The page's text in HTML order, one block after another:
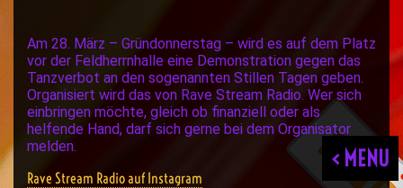
< MENU
Am 28. März – Gründonnerstag – wird es auf dem Platz
vor der Feldherrnhalle eine Demonstration gegen das
Tanzverbot an den sogenannten Stillen Tagen geben.
Organisiert wird das von Rave Stream Radio. Wer sich
einbringen möchte, gleich ob finanziell oder als
helfende Hand, darf sich gerne bei dem Organisator
melden.
Rave Stream Radio auf Instagram